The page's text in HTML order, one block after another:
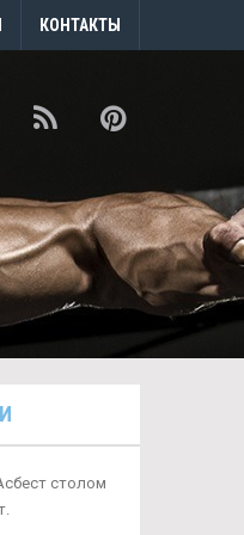
КОНТАКТЫ
столом